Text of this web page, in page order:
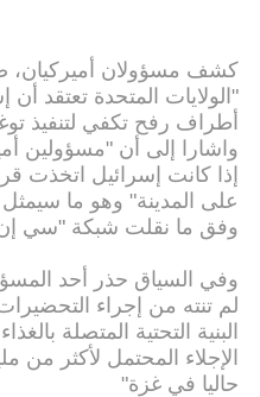
كشف مسؤولان أميركيان،
"الولايات المتحدة تعتقد
أطراف رفح تكفي لتنفيذ
واشارا إلى أن "مسؤولين
إذا كانت إسرائيل اتخذت
على المدينة" وهو ما سيمثل
وفق ما نقلت شبكة "سي
وفي السياق حذر أحد
لم تنته من إجراء
البنية التحتية المتصلة
الإجلاء المحتمل لأكثر من
حاليا في غزة"